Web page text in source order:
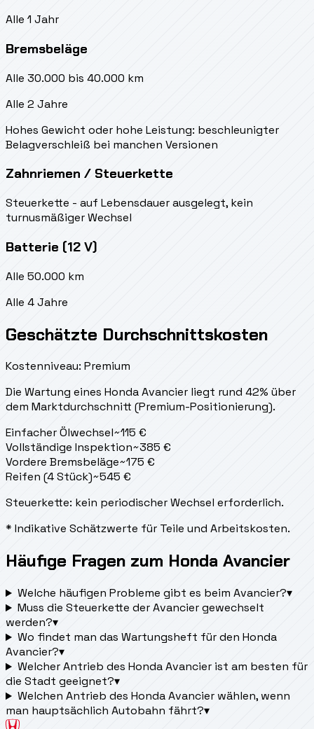
Alle 1 Jahr
Bremsbeläge
Alle 30.000 bis 40.000 km
Alle 2 Jahre
Hohes Gewicht oder hohe Leistung: beschleunigter
Belagverschleiß bei manchen Versionen
Zahnriemen / Steuerkette
Steuerkette - auf Lebensdauer ausgelegt, kein
turnusmäßiger Wechsel
Batterie (12 V)
Alle 50.000 km
Alle 4 Jahre
Geschätzte Durchschnittskosten
Kostenniveau: Premium
Die Wartung eines Honda Avancier liegt rund 42% über
dem Marktdurchschnitt (Premium-Positionierung).
Einfacher Ölwechsel~115 €
Vollständige Inspektion~385 €
Vordere Bremsbeläge~175 €
Reifen (4 Stück)~545 €
Steuerkette: kein periodischer Wechsel erforderlich.
* Indikative Schätzwerte für Teile und Arbeitskosten.
Häufige Fragen zum Honda Avancier
Welche häufigen Probleme gibt es beim Avancier?▾
Muss die Steuerkette der Avancier gewechselt
werden?▾
Wo findet man das Wartungsheft für den Honda
Avancier?▾
Welcher Antrieb des Honda Avancier ist am besten für
die Stadt geeignet?▾
Welchen Antrieb des Honda Avancier wählen, wenn
man hauptsächlich Autobahn fährt?▾